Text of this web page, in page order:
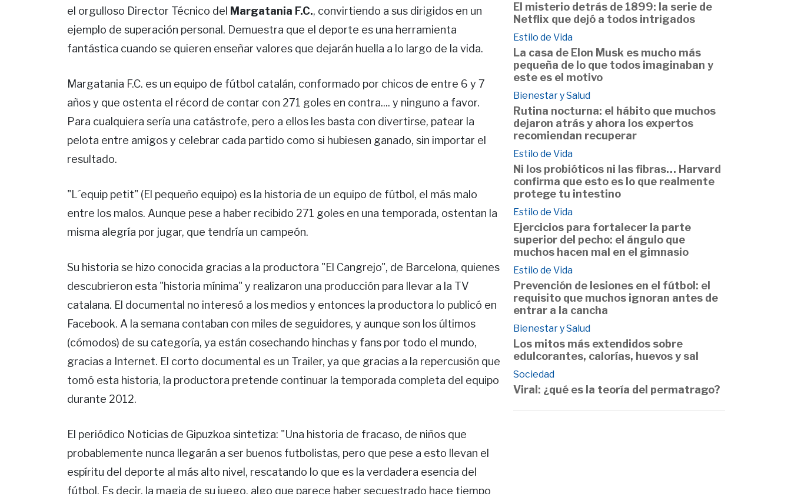
el orgulloso Director Técnico del Margatania F.C., convirtiendo a sus dirigidos en un
ejemplo de superación personal. Demuestra que el deporte es una herramienta
fantástica cuando se quieren enseñar valores que dejarán huella a lo largo de la vida.
Margatania F.C. es un equipo de fútbol catalán, conformado por chicos de entre 6 y 7
años y que ostenta el récord de contar con 271 goles en contra.... y ninguno a favor.
Para cualquiera sería una catástrofe, pero a ellos les basta con divertirse, patear la
pelota entre amigos y celebrar cada partido como si hubiesen ganado, sin importar el
resultado.
"L´equip petit" (El pequeño equipo) es la historia de un equipo de fútbol, el más malo
entre los malos. Aunque pese a haber recibido 271 goles en una temporada, ostentan la
misma alegría por jugar, que tendría un campeón.
Su historia se hizo conocida gracias a la productora "El Cangrejo", de Barcelona, quienes
descubrieron esta "historia mínima" y realizaron una producción para llevar a la TV
catalana. El documental no interesó a los medios y entonces la productora lo publicó en
Facebook. A la semana contaban con miles de seguidores, y aunque son los últimos
(cómodos) de su categoría, ya están cosechando hinchas y fans por todo el mundo,
gracias a Internet. El corto documental es un Trailer, ya que gracias a la repercusión que
tomó esta historia, la productora pretende continuar la temporada completa del equipo
durante 2012.
El periódico Noticias de Gipuzkoa sintetiza: "Una historia de fracaso, de niños que
probablemente nunca llegarán a ser buenos futbolistas, pero que pese a esto llevan el
espíritu del deporte al más alto nivel, rescatando lo que es la verdadera esencia del
fútbol. Es decir, la magia de su juego, algo que parece haber secuestrado hace tiempo
El misterio detrás de 1899: la serie de
Netflix que dejó a todos intrigados
Estilo de Vida
La casa de Elon Musk es mucho más
pequeña de lo que todos imaginaban y
este es el motivo
Bienestar y Salud
Rutina nocturna: el hábito que muchos
dejaron atrás y ahora los expertos
recomiendan recuperar
Estilo de Vida
Ni los probióticos ni las fibras… Harvard
confirma que esto es lo que realmente
protege tu intestino
Estilo de Vida
Ejercicios para fortalecer la parte
superior del pecho: el ángulo que
muchos hacen mal en el gimnasio
Estilo de Vida
Prevención de lesiones en el fútbol: el
requisito que muchos ignoran antes de
entrar a la cancha
Bienestar y Salud
Los mitos más extendidos sobre
edulcorantes, calorías, huevos y sal
Sociedad
Viral: ¿qué es la teoría del permatrago?